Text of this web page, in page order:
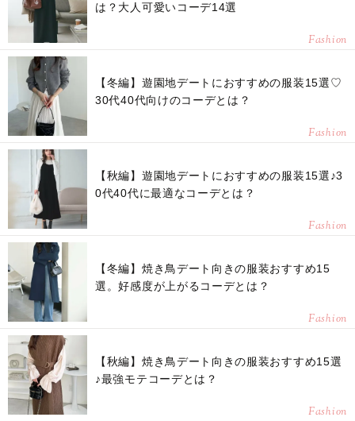
は？大人可愛いコーデ14選
Fashion
【冬編】遊園地デートにおすすめの服装15選♡
30代40代向けのコーデとは？
Fashion
【秋編】遊園地デートにおすすめの服装15選♪3
0代40代に最適なコーデとは？
Fashion
【冬編】焼き鳥デート向きの服装おすすめ15
選。好感度が上がるコーデとは？
Fashion
【秋編】焼き鳥デート向きの服装おすすめ15選
♪最強モテコーデとは？
Fashion